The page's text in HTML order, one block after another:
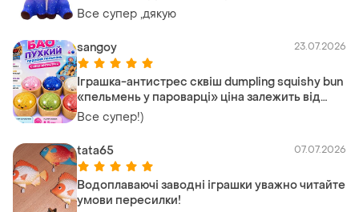
девочки
Все супер ,дякую
sangoy 23.07.2026
Іграшка-антистрес сквіш dumpling squishy bun
«пельмень у пароварці» ціна залежить від
Все супер!)
tata65 07.07.2026
Водоплаваючі заводні іграшки уважно читайте
умови пересилки!